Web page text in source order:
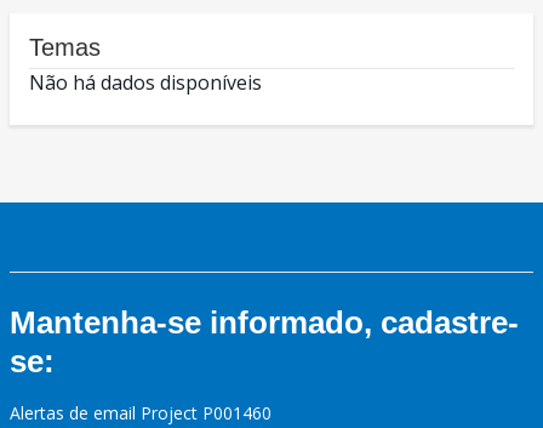
Temas
Não há dados disponíveis
Mantenha-se informado, cadastre-
se:
Alertas de email Project P001460